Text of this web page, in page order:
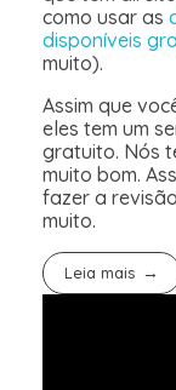
como usar as
disponíveis
muito).
Assim que
eles tem um
gratuito. Nós
muito bom.
fazer a
muito.
Leia mais